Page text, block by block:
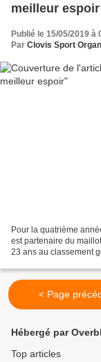
meilleur espoir
Publié le 15/05/2019 à
Par Clovis Sport
Pour la quatrième
est partenaire du
23 ans au classement
< Page
Hébergé par
Top articles